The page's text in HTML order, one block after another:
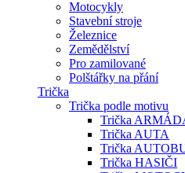
Motocykly
Stavební stroje
Železnice
Zemědělství
Pro zamilované
Polštářky na přání
Trička
Trička podle motivu
Trička
Trička AUTA
Trička
Trička HASIČI